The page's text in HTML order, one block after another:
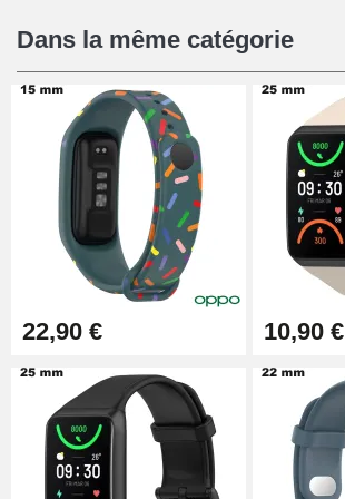
Dans la même catégorie
22,90 € 10,90 €